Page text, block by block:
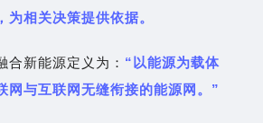
为相关决策提供依据。
合新能源定义为： “以能源为载体
网与互联网无缝衔接的能源网。”